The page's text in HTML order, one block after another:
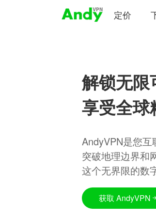
定价
解锁无限
享受全球
AndyVPN是您
突破地理边界和
这个无界限的数
获取 AndyVPN